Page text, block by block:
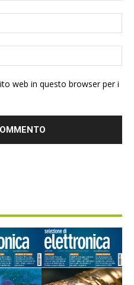
web in questo browser per i